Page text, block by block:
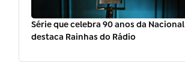
Série que celebra 90 anos da Nacional
destaca Rainhas do Rádio